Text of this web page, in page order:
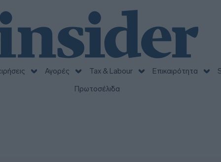
Αγορές Tax & Labour Επικαιρότητα
Πρωτοσέλιδα